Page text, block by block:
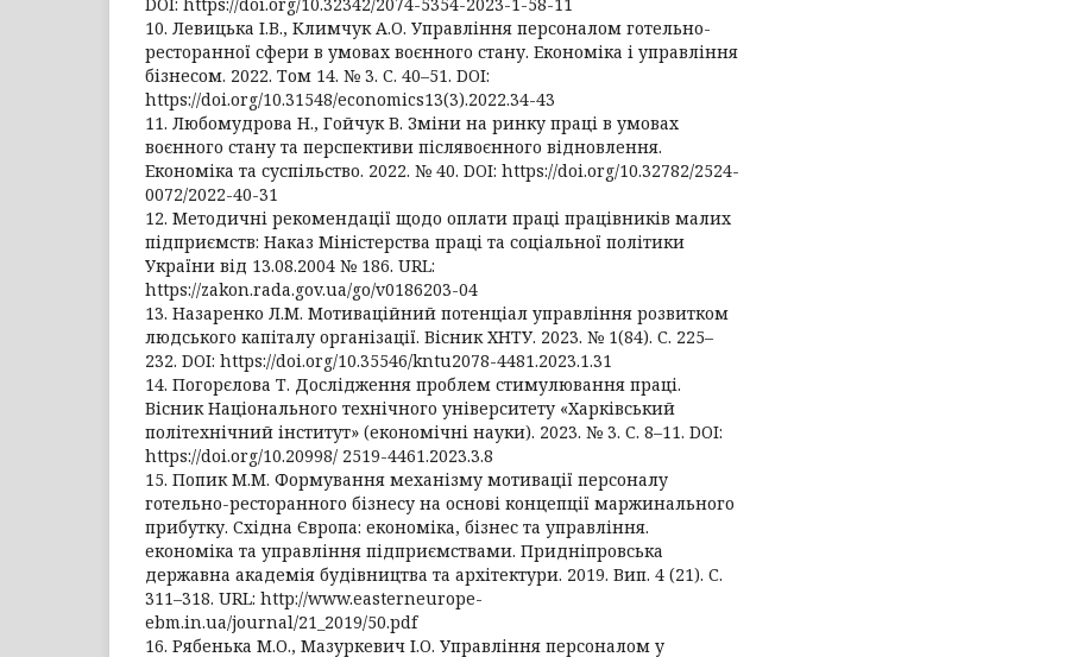
10. Левицька І.В., Климчук А.О. Управління персоналом готельно-
ресторанної сфери в умовах воєнного стану. Економіка і управління
бізнесом. 2022. Том 14. № 3. С. 40–51. DOI:
https://doi.org/10.31548/economics13(3).2022.34-43
11. Любомудрова Н., Гойчук В. Зміни на ринку праці в умовах
воєнного стану та перспективи післявоєнного відновлення.
Економіка та суспільство. 2022. № 40. DOI: https://doi.org/10.32782/2524-
0072/2022-40-31
12. Методичні рекомендації щодо оплати праці працівників малих
підприємств: Наказ Міністерства праці та соціальної політики
України від 13.08.2004 № 186. URL:
https://zakon.rada.gov.ua/go/v0186203-04
13. Назаренко Л.М. Мотиваційний потенціал управління розвитком
людського капіталу організації. Вісник ХНТУ. 2023. № 1(84). С. 225–
232. DOI: https://doi.org/10.35546/kntu2078-4481.2023.1.31
14. Погорєлова Т. Дослідження проблем стимулювання праці.
Вісник Національного технічного університету «Харківський
політехнічний інститут» (економічні науки). 2023. № 3. С. 8–11. DOI:
https://doi.org/10.20998/ 2519-4461.2023.3.8
15. Попик М.М. Формування механізму мотивації персоналу
готельно-ресторанного бізнесу на основі концепції маржинального
прибутку. Східна Європа: економіка, бізнес та управління.
економіка та управління підприємствами. Придніпровська
державна академія будівництва та архітектури. 2019. Вип. 4 (21). С.
311–318. URL: http://www.easterneurope-
ebm.in.ua/journal/21_2019/50.pdf
16. Рябенька М.О., Мазуркевич І.О. Управління персоналом у